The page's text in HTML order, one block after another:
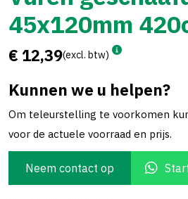
45x120mm
€ 12,39(excl. btw)
Kunnen we u helpen?
Om teleurstelling te voorkomen
voor de actuele voorraad en prijs.
Neem contact op